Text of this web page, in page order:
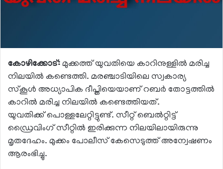
കോഴിക്കോട്: മുക്കത്ത് യുവതിയെ കാറിനുള്ളില്‍ മരിച്ച
നിലയില്‍ കണ്ടെത്തി. മരഞ്ചാടിയിലെ സ്വകാര്യ
സ്‌കൂള്‍ അധ്യാപിക ദീപ്തിയെയാണ് റബര്‍ തോട്ടത്തില്‍
കാറില്‍ മരിച്ച നിലയില്‍ കണ്ടെത്തിയത്.
യുവതിക്ക് പൊള്ളലേറ്റിട്ടുണ്ട്. സീറ്റ് ബെല്‍റ്റിട്ട്
ഡ്രൈവിംഗ് സീറ്റില്‍ ഇരിക്കുന്ന നിലയിലായിരുന്നു
മൃതദേഹം. മുക്കം പോലീസ് കേസെടുത്ത് അന്വേഷണം
ആരംഭിച്ചു.